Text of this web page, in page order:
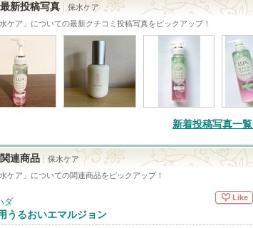
最新投稿写真
保水ケア
ケア 」についての最新クチコミ投稿写真をピックアップ！
新着投稿写真一覧
関連商品
保水ケア
ケア 」についての関連商品をピックアップ！
ダ
うるおいエマルジョン
Like